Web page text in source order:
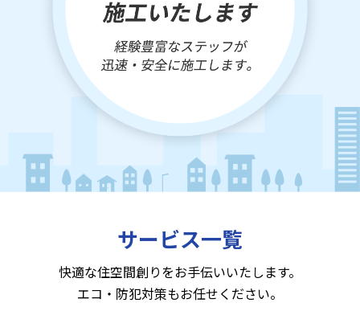
サービス一覧
快適な住空間創りをお手伝いいたします。
エコ・防犯対策もお任せください。